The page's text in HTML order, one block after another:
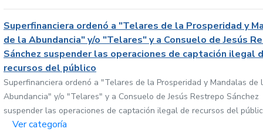
Superfinanciera ordenó a "Telares de la Prosperidad y
de la Abundancia" y/o "Telares" y a Consuelo de Jesús
Sánchez suspender las operaciones de captación ilegal
recursos del público
Superfinanciera ordenó a "Telares de la Prosperidad y Mandalas de
Abundancia" y/o "Telares" y a Consuelo de Jesús Restrepo Sánchez
suspender las operaciones de captación ilegal de recursos del
Ver categoría